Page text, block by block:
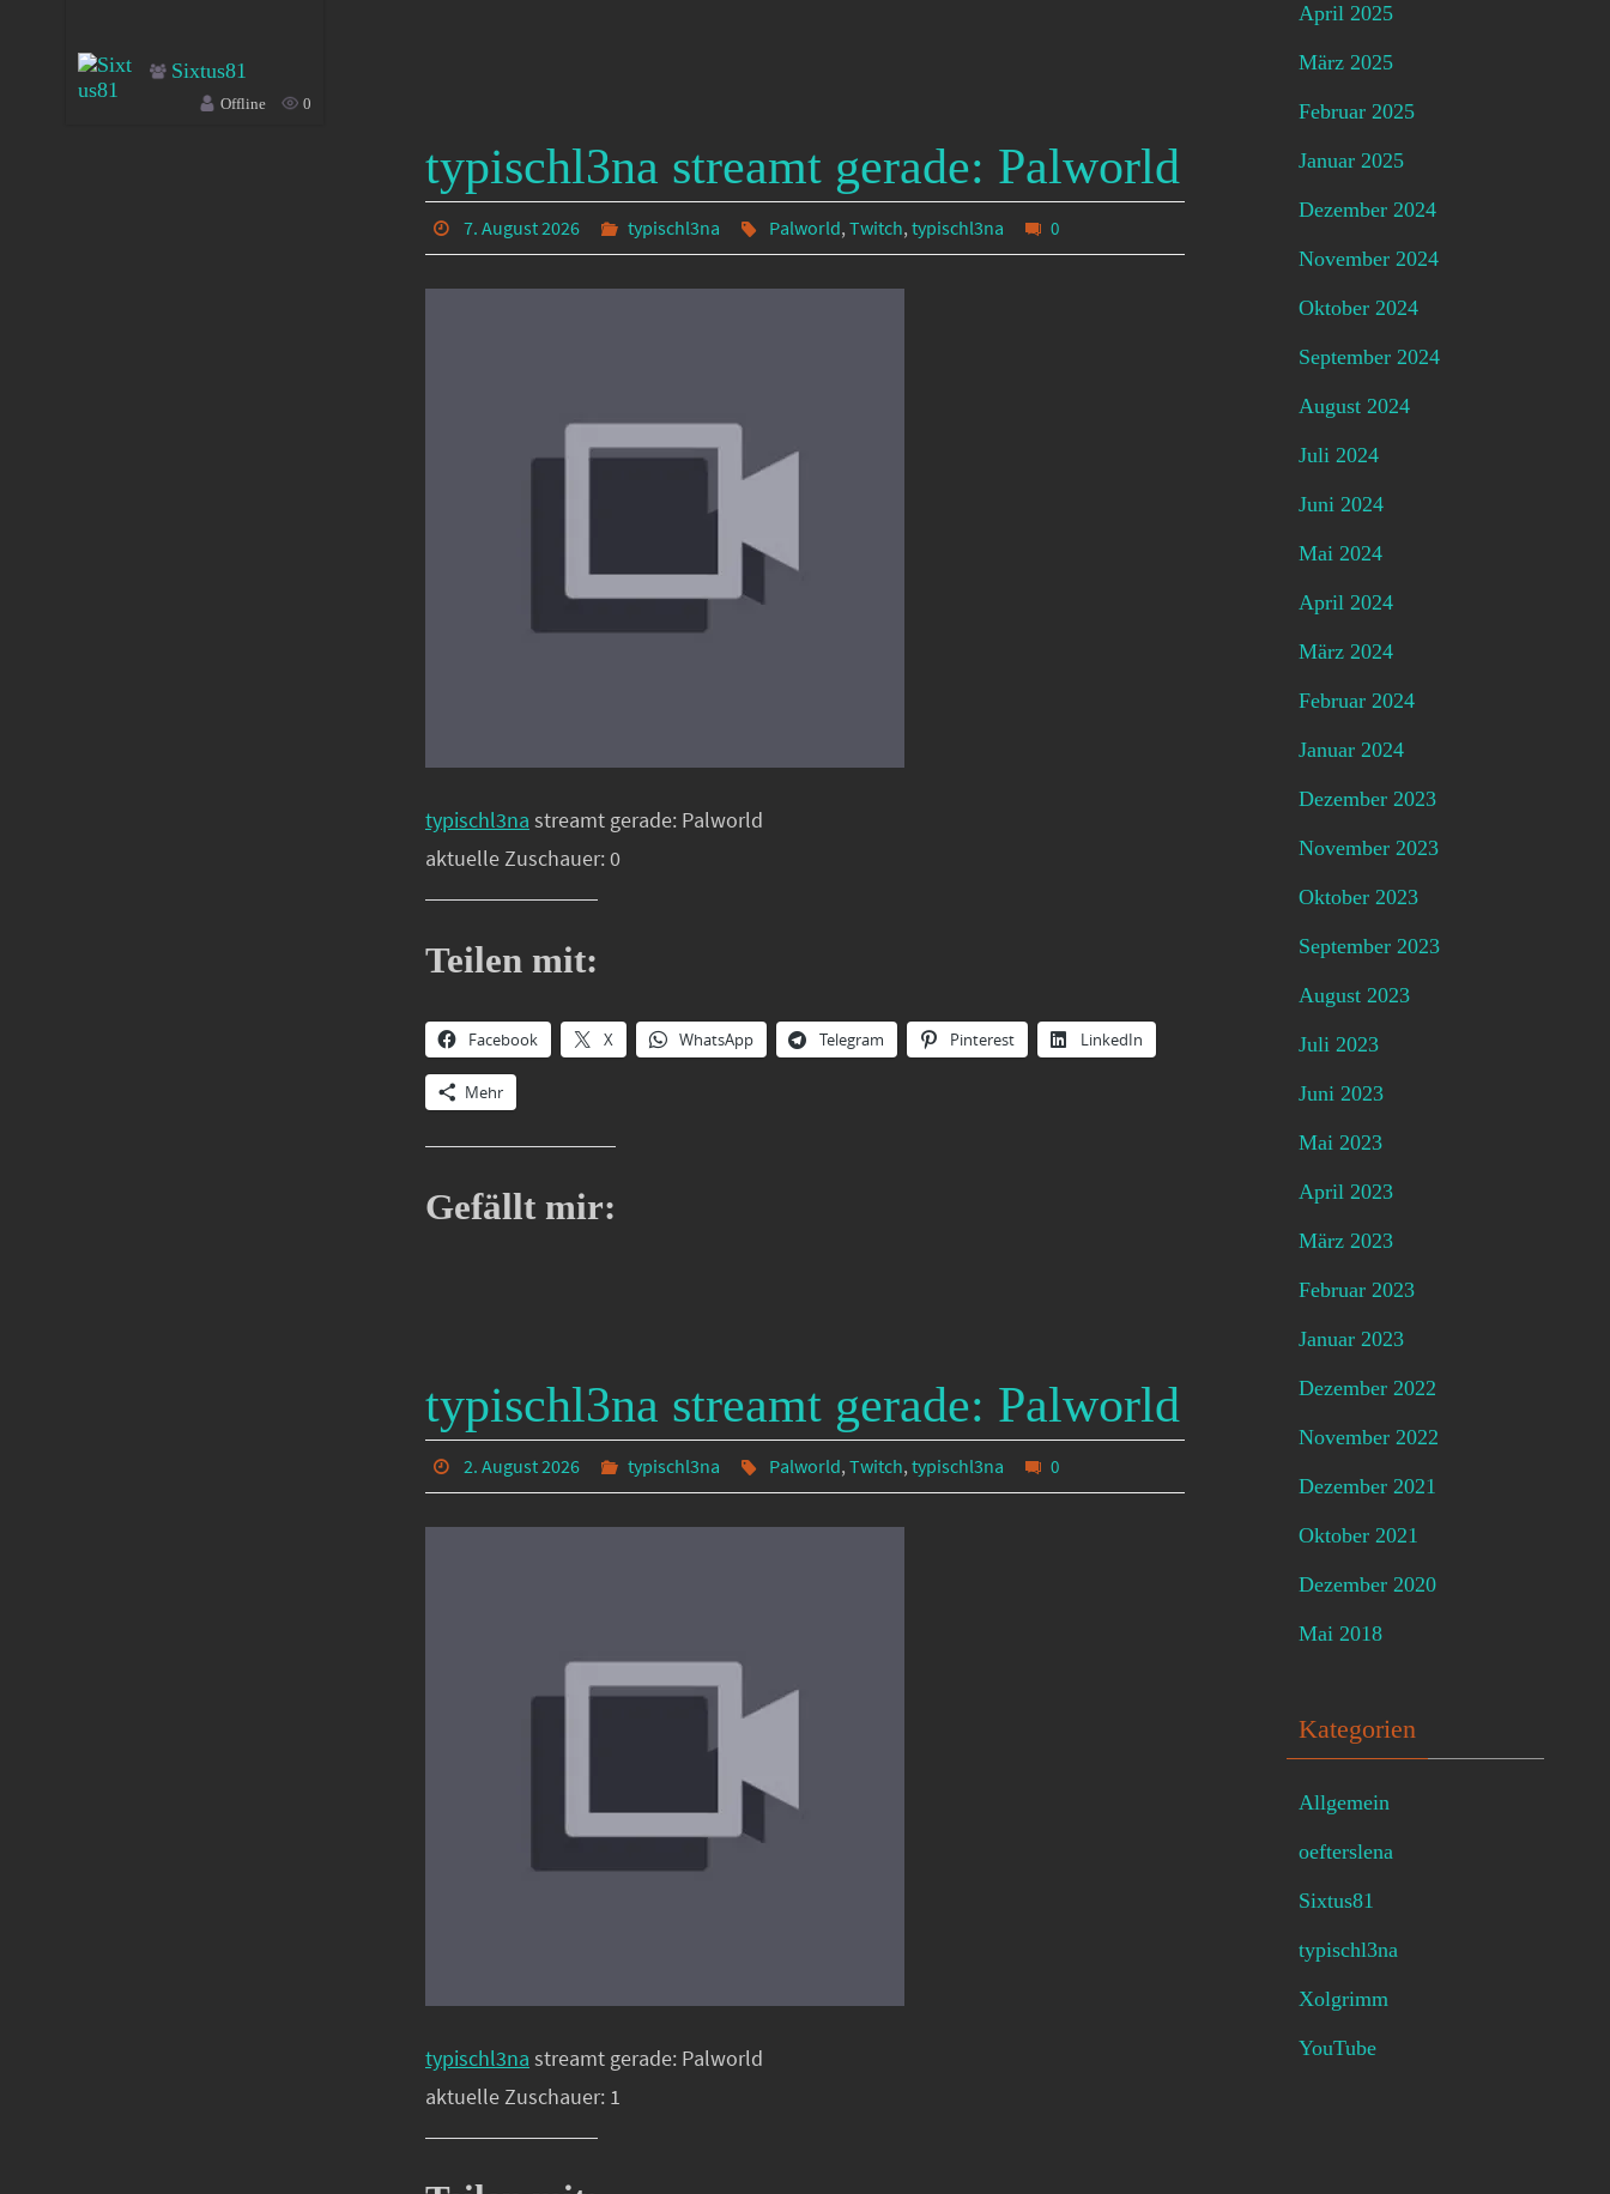
typischl3na streamt gerade: Palworld
7. August 2026 typischl3na Palworld,Twitch,typischl3na 0
typischl3na streamt gerade: Palworld
aktuelle Zuschauer: 0
Teilen mit:
Facebook X WhatsApp Telegram Pinterest LinkedIn
Mehr
Gefällt mir:
typischl3na streamt gerade: Palworld
2. August 2026 typischl3na Palworld,Twitch,typischl3na 0
typischl3na streamt gerade: Palworld
aktuelle Zuschauer: 1
Sixtus81
Offline 0
April 2025
März 2025
Februar 2025
Januar 2025
Dezember 2024
November 2024
Oktober 2024
September 2024
August 2024
Juli 2024
Juni 2024
Mai 2024
April 2024
März 2024
Februar 2024
Januar 2024
Dezember 2023
November 2023
Oktober 2023
September 2023
August 2023
Juli 2023
Juni 2023
Mai 2023
April 2023
März 2023
Februar 2023
Januar 2023
Dezember 2022
November 2022
Dezember 2021
Oktober 2021
Dezember 2020
Mai 2018
Kategorien
Allgemein
oefterslena
Sixtus81
typischl3na
Xolgrimm
YouTube